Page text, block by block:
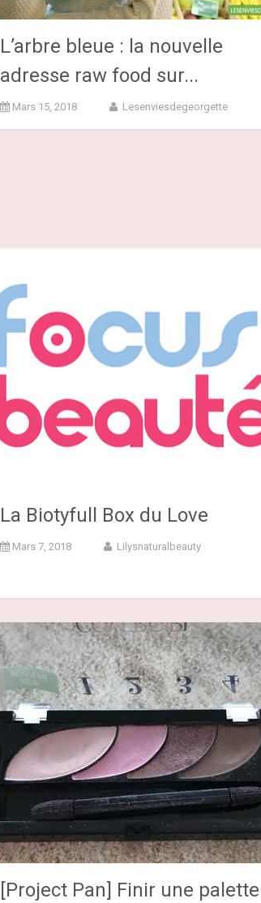
L’arbre bleue : la nouvelle
adresse raw food sur...
Mars 15, 2018 Lesenviesdegeorgette
La Biotyfull Box du Love
Mars 7, 2018 Lilysnaturalbeauty
[Project Pan] Finir une palette